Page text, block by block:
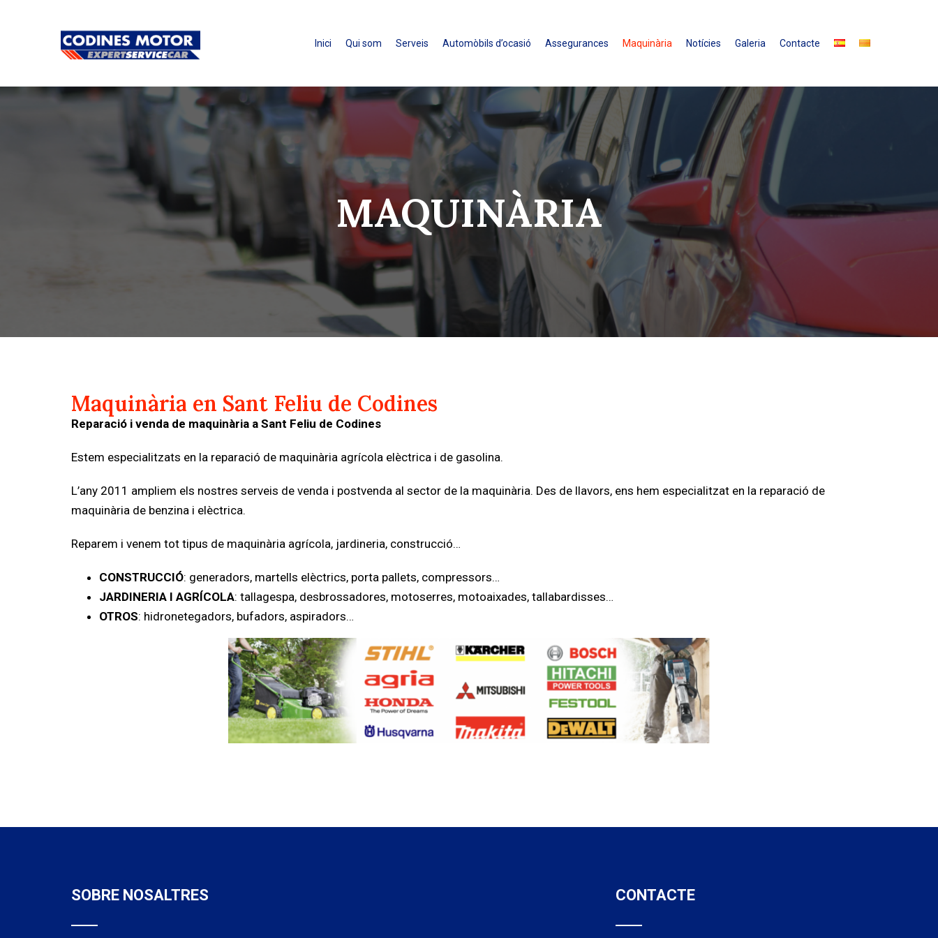
Inici Qui som Serveis Automòbils d’ocasió Assegurances Maquinària Notícies Galeria Contacte
MAQUINÀRIA
Maquinària en Sant Feliu de Codines
Reparació i venda de maquinària a Sant Feliu de Codines
Estem especialitzats en la reparació de maquinària agrícola elèctrica i de gasolina.
L’any 2011 ampliem els nostres serveis de venda i postvenda al sector de la maquinària. Des de llavors, ens hem especialitzat en la reparació de
maquinària de benzina i elèctrica.
Reparem i venem tot tipus de maquinària agrícola, jardineria, construcció…
CONSTRUCCIÓ: generadors, martells elèctrics, porta pallets, compressors…
JARDINERIA I AGRÍCOLA: tallagespa, desbrossadores, motoserres, motoaixades, tallabardisses…
OTROS: hidronetegadors, bufadors, aspiradors…
SOBRE NOSALTRES CONTACTE